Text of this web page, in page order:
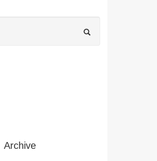
Archive